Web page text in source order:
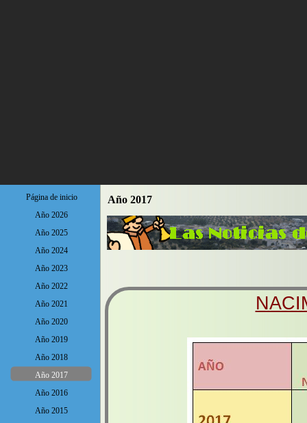
Página de inicio
Año 2026
Año 2025
Año 2024
Año 2023
Año 2022
Año 2021
Año 2020
Año 2019
Año 2018
Año 2017
Año 2016
Año 2015
Año 2017